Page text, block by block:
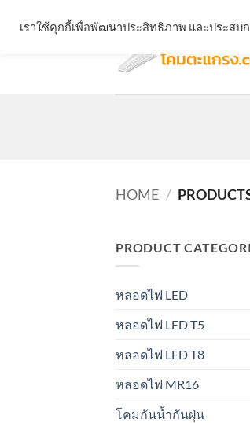
HOME /
PRODUCT
หลอดไฟ LED
หลอดไฟ LED T5
หลอดไฟ LED T8
หลอดไฟ MR16
โคมกันน้ำกันฝุ่น
เราใช้คุกกี้เพื่อพัฒนาประสิทธิภาพ และประส